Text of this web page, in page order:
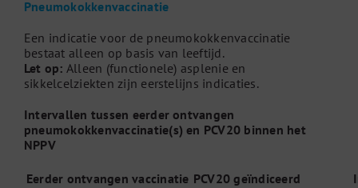
Pneumokokkenvaccinatie
Een indicatie voor de pneumokokkenvaccinatie
bestaat alleen op basis van leeftijd.
Let op: Alleen (functionele) asplenie en
sikkelcelziekten zijn eerstelijns indicaties.
Intervallen tussen eerder ontvangen
pneumokokkenvaccinatie(s) en PCV20 binnen het
NPPV
Eerder ontvangen vaccinatie PCV20 geïndiceerd